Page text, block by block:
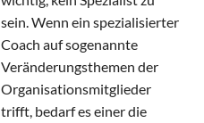
sein. Wenn ein spezialisierter
Coach auf sogenannte
Veränderungsthemen der
Organisationsmitglieder
trifft, bedarf es einer die